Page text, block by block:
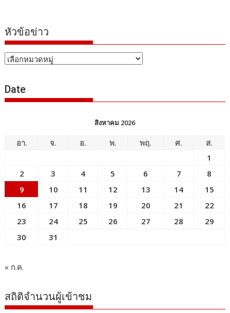
หัวข้อข่าว
หัวข้อ
Date
สิงหาคม 2026
อา. จ. อ. พ. พฤ. ศ.
ส.
1
2
3 4 5 6 7
8
9
10 11 12 13 14
15
16
17 18 19 20 21
22
23
24 25 26 27 28
29
30
31
« ก.ค.
สถิติจำนวนผู้เข้าชม